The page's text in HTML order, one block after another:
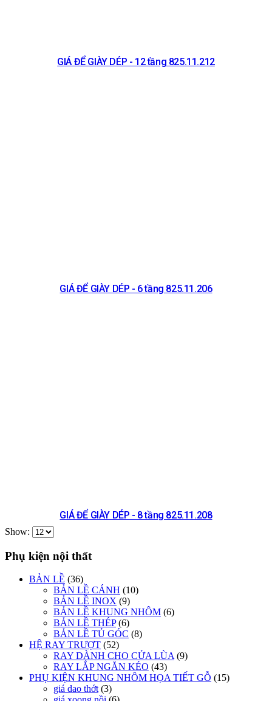
GIÁ ĐỂ GIÀY DÉP - 12 tầng 825.11.212
GIÁ ĐỂ GIÀY DÉP - 6 tầng 825.11.206
GIÁ ĐỂ GIÀY DÉP - 8 tầng 825.11.208
Show:
Phụ kiện nội thất
BẢN LỀ (36)
BẢN LỀ CÁNH (10)
BẢN LỀ INOX (9)
BẢN LỀ KHUNG NHÔM (6)
BẢN LỀ THÉP (6)
BẢN LỀ TỦ GÓC (8)
HỆ RAY TRƯỢT (52)
RAY DÀNH CHO CỬA LÙA (9)
RAY LẮP NGĂN KÉO (43)
PHỤ KIỆN KHUNG NHÔM HỌA TIẾT GỖ (15)
giá dao thớt (3)